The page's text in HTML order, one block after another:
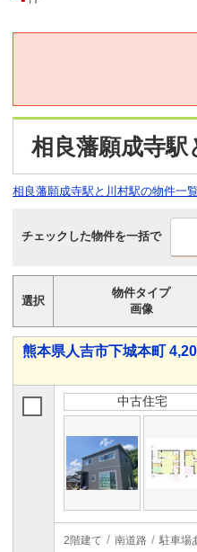
相良藩願成寺駅
相良藩願成寺駅と川村駅の物件一
チェックした物件を一括で
選択
物件タイプ
画像
熊本県人吉市下城本町
中古住宅
2階建て 南道路 駐車場